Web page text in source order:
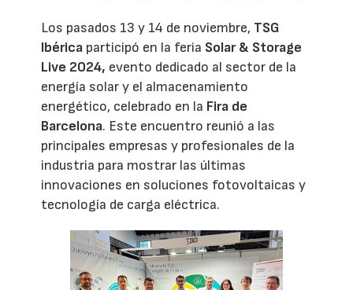
Los pasados 13 y 14 de noviembre, TSG
Ibérica participó en la feria Solar & Storage
Live 2024, evento dedicado al sector de la
energía solar y el almacenamiento
energético, celebrado en la Fira de
Barcelona. Este encuentro reunió a las
principales empresas y profesionales de la
industria para mostrar las últimas
innovaciones en soluciones fotovoltaicas y
tecnología de carga eléctrica.